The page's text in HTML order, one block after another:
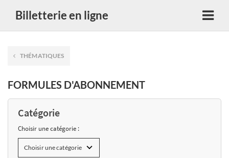
Billetterie en ligne
THÉMATIQUES
FORMULES D'ABONNEMENT
Catégorie
Choisir une catégorie :